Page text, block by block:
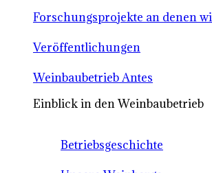
Forschungsprojekte an denen
Veröffentlichungen
Weinbaubetrieb Antes
Einblick in den Weinbaubetrieb
Betriebsgeschichte